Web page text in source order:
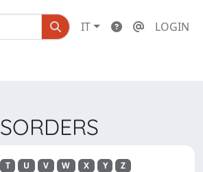
IT LOGIN
T U V W X Y Z